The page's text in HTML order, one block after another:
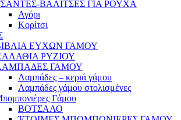
ΒΑΛΙΤΣΕΣ ΓΙΑ ΡΟΥΧΑ
Αγόρι
Κορίτσι
ΕΥΧΩΝ ΓΑΜΟΥ
ΡΥΖΙΟΥ
ΓΑΜΟΥ
Λαμπάδες – κεριά γάμου
Λαμπάδες γάμου στολισμένες
Γάμου
ΒΟΤΣΑΛΟ